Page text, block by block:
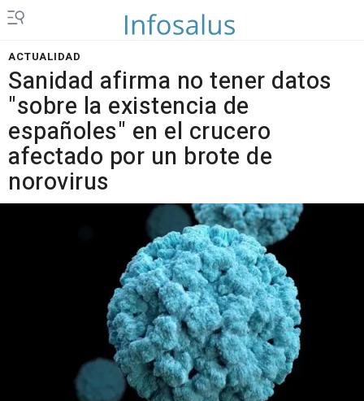
ACTUALIDAD
Sanidad afirma no tener datos
"sobre la existencia de
españoles" en el crucero
afectado por un brote de
norovirus